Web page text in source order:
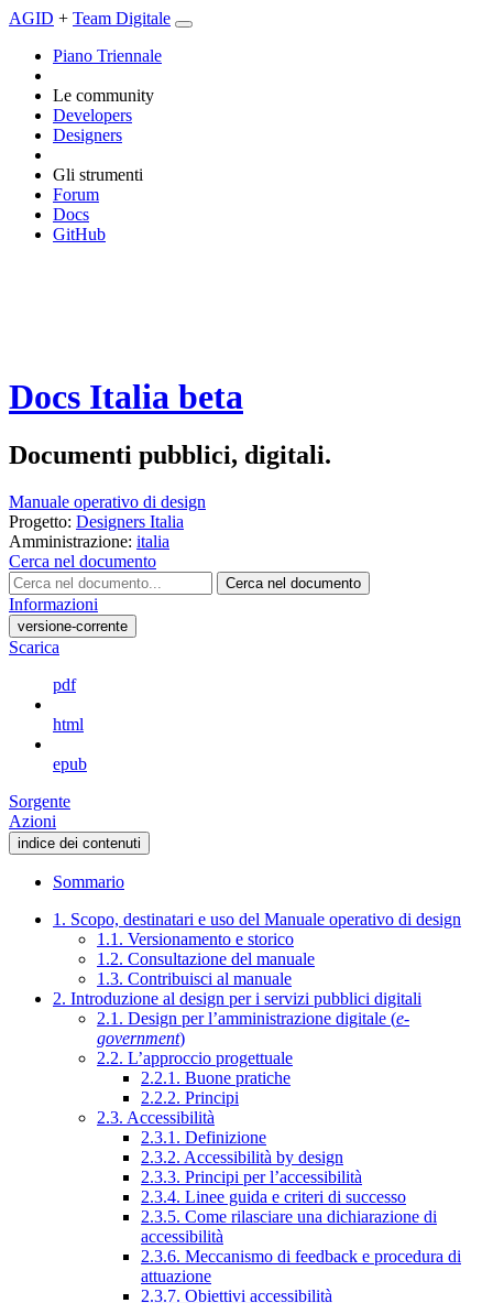
AGID + Team Digitale
Piano Triennale
Le community
Developers
Designers
Gli strumenti
Forum
Docs
GitHub
Docs Italia beta
Documenti pubblici, digitali.
Manuale operativo di design
Progetto: Designers Italia
Amministrazione: italia
Cerca nel documento
Cerca nel documento
Informazioni
versione-corrente
Scarica
pdf
html
epub
Sorgente
Azioni
indice dei contenuti
Sommario
1. Scopo, destinatari e uso del Manuale operativo di design
1.1. Versionamento e storico
1.2. Consultazione del manuale
1.3. Contribuisci al manuale
2. Introduzione al design per i servizi pubblici digitali
2.1. Design per l’amministrazione digitale (e-
government)
2.2. L’approccio progettuale
2.2.1. Buone pratiche
2.2.2. Principi
2.3. Accessibilità
2.3.1. Definizione
2.3.2. Accessibilità by design
2.3.3. Principi per l’accessibilità
2.3.4. Linee guida e criteri di successo
2.3.5. Come rilasciare una dichiarazione di
accessibilità
2.3.6. Meccanismo di feedback e procedura di
attuazione
2.3.7. Obiettivi accessibilità